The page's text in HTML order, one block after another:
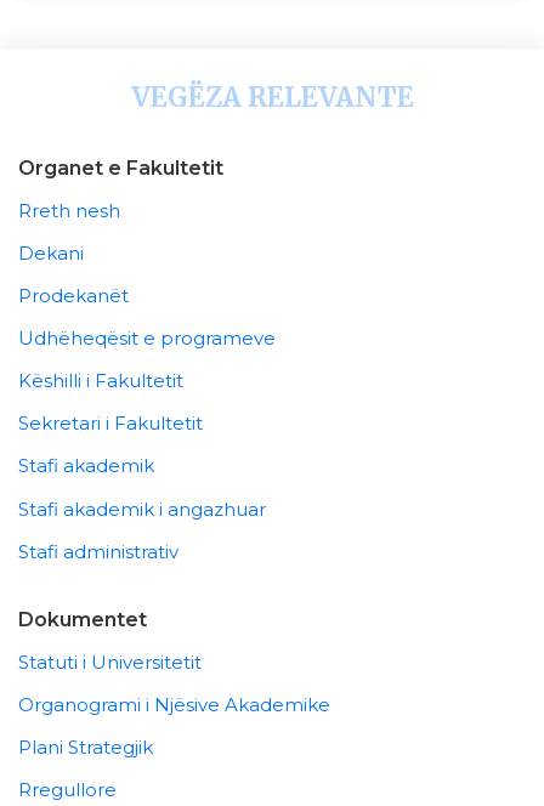
VEGËZA RELEVANTE
Organet e Fakultetit
Rreth nesh
Dekani
Prodekanët
Udhëheqësit e programeve
Këshilli i Fakultetit
Sekretari i Fakultetit
Stafi akademik
Stafi akademik i angazhuar
Stafi administrativ
Dokumentet
Statuti i Universitetit
Organogrami i Njësive Akademike
Plani Strategjik
Rregullore